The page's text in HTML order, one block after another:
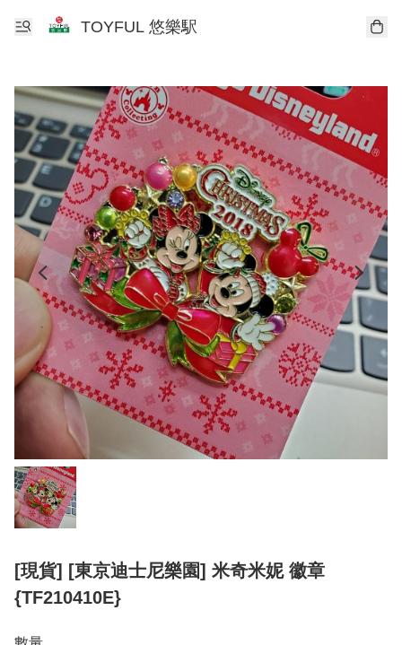
TOYFUL 悠樂駅
[現貨] [東京迪士尼樂園] 米奇米妮 徽章
{TF210410E}